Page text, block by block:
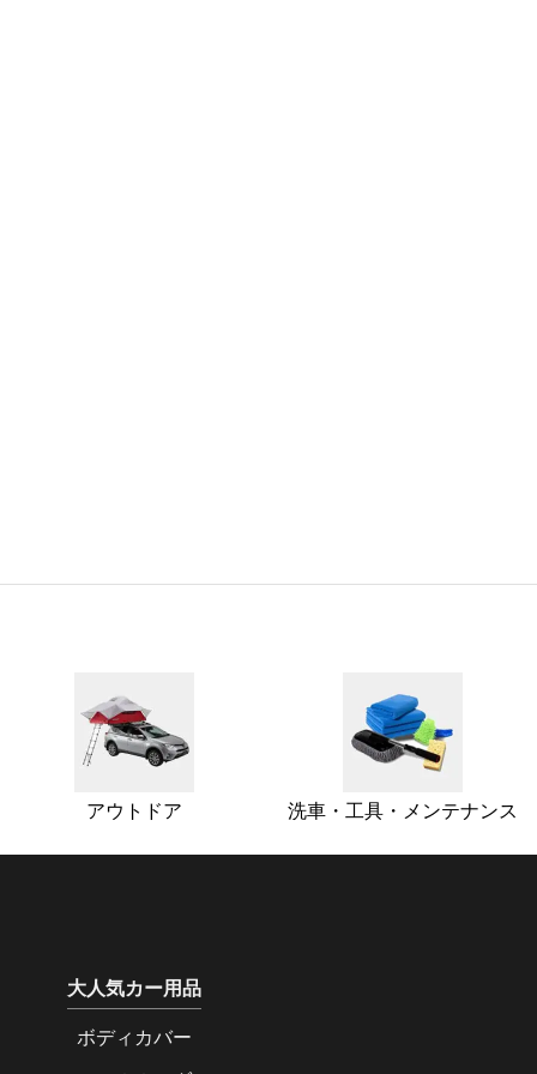
アウトドア 洗車・工具・メンテナンス
大人気カー用品
ボディカバー